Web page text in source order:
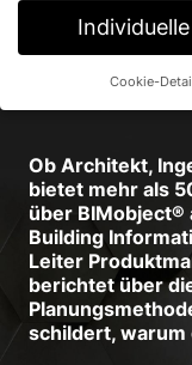
Raum
Ob Architekt,
bietet mehr als
über BIMobject®
Building
Leiter
berichtet über
schildert, warum
Cookie-
freiwilligen Diensten
Wir verwenden
Website. Einige von
helfen, diese
Personenbezogene
Adressen), z. B. für
Anzeigen- und